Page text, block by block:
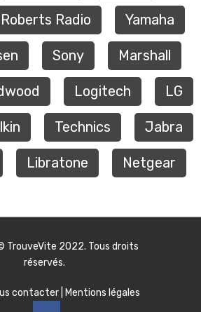
Roberts Radio Yamaha
Sony Marshall
Logitech LG
Technics Jabra
Libratone Netgear
TrouveVite 2022. Tous droits
réservés.
contacter Mentions légales